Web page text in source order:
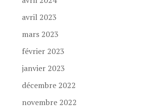
avril 2023
mars 2023
février 2023
janvier 2023
décembre 2022
novembre 2022